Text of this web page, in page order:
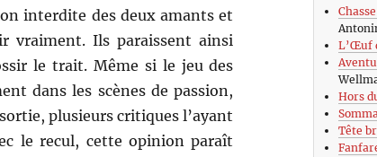
interdite des deux amants et
vraiment. Ils paraissent ainsi
le trait. Même si le jeu des
dans les scènes de passion,
plusieurs critiques l’ayant
le recul, cette opinion paraît
L’Œuf
Hors
Tête